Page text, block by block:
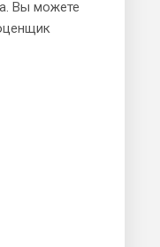
Вы можете